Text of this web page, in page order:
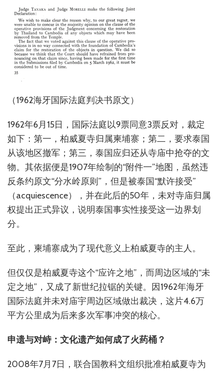
（1962海牙国际法庭判决书原文）
1962年6月15日，国际法庭以9票同意3票反对，裁定
如下：第一，柏威夏寺归属柬埔寨；第二，要求泰国
从该地区撤军；第三，泰国应归还从寺庙中抢夺的文
物。其依据便是1907年绘制的“附件一”地图，虽然违
反条约原文“分水岭原则”，但是被泰国“默许接受”
（acquiescence），并在此后的50年，未对寺庙归属
权提出正式异议，说明泰国事实性接受这一边界划
分。
至此，柬埔寨成为了现代意义上柏威夏寺的主人。
但仅仅是柏威夏寺这个“应许之地”，而周边区域的“未
定之地”，又成了新世纪拉锯的关键。因1962年海牙
国际法庭并未对庙宇周边区域做出裁决，这片4.6万
平方公里成为后来多次军事冲突的核心。
申遗与对峙：文化遗产如何成了火药桶？
2008年7月7日，联合国教科文组织批准柏威夏寺为